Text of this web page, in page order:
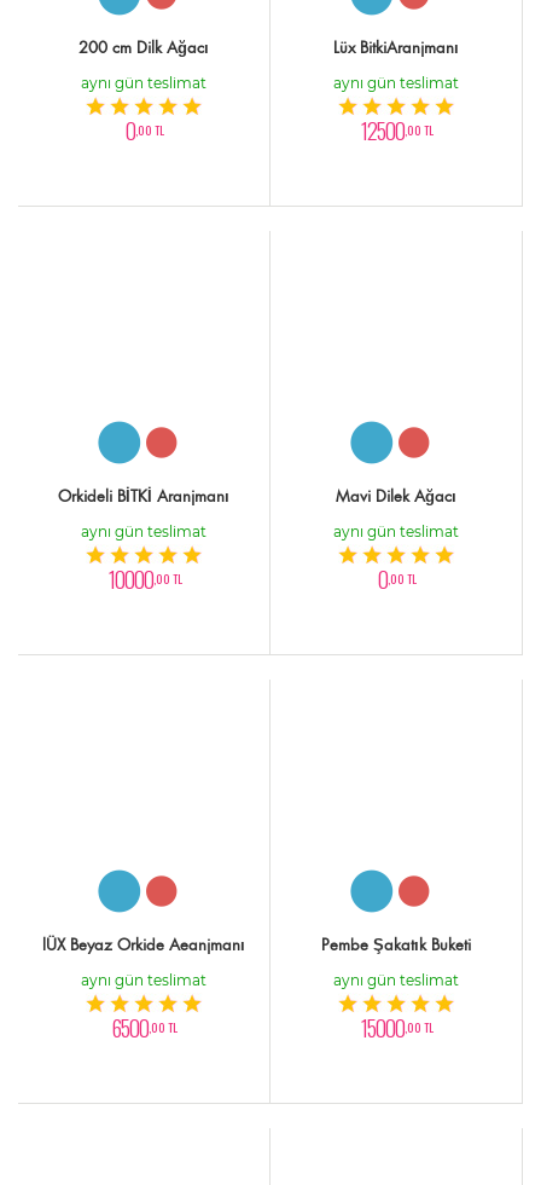
200 cm Dilk Ağacı
aynı gün teslimat
0,00 TL
Lüx BitkiAranjmanı
aynı gün teslimat
12500,00 TL
Orkideli BİTKİ Aranjmanı
aynı gün teslimat
10000,00 TL
Mavi Dilek Ağacı
aynı gün teslimat
0,00 TL
lÜX Beyaz Orkide Aeanjmanı
aynı gün teslimat
6500,00 TL
Pembe Şakatık Buketi
aynı gün teslimat
15000,00 TL